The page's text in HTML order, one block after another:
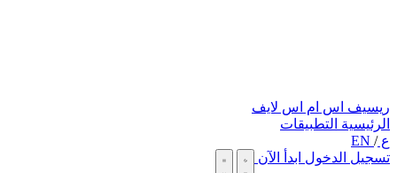
ريسيف اس ام اس لايف
الرئيسية التطبيقات
ع/
تسجيل الدخول ابدأ الآن